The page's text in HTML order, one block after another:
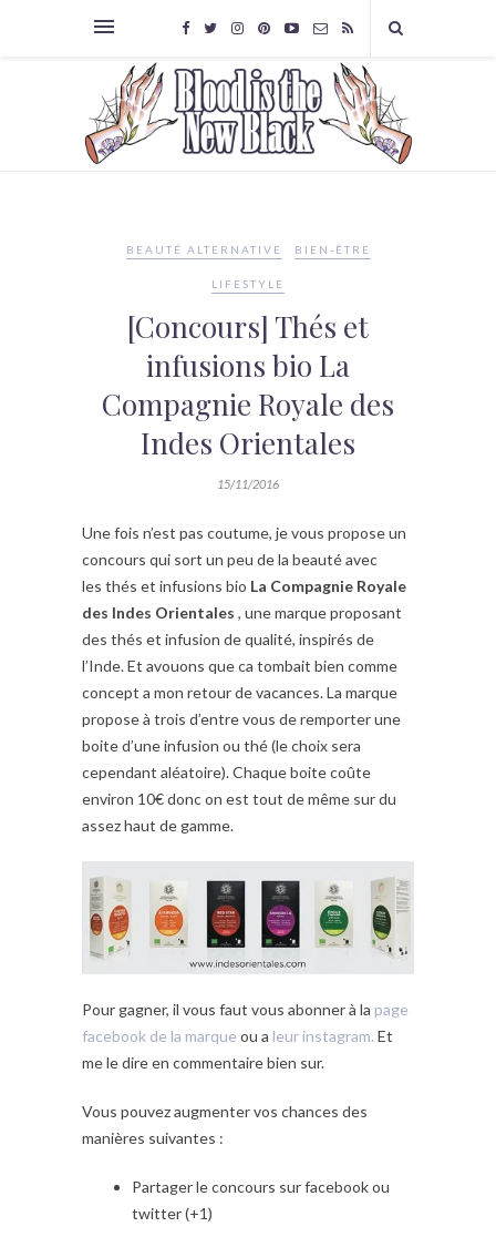
BEAUTÉ ALTERNATIVE BIEN-ÊTRE
LIFESTYLE
[Concours] Thés et
infusions bio La
Compagnie Royale des
Indes Orientales
15/11/2016
Une fois n’est pas coutume, je vous propose un
concours qui sort un peu de la beauté avec
les thés et infusions bio La Compagnie Royale
des Indes Orientales , une marque proposant
des thés et infusion de qualité, inspirés de
l’Inde. Et avouons que ca tombait bien comme
concept a mon retour de vacances. La marque
propose à trois d’entre vous de remporter une
boite d’une infusion ou thé (le choix sera
cependant aléatoire). Chaque boite coûte
environ 10€ donc on est tout de même sur du
assez haut de gamme.
Pour gagner, il vous faut vous abonner à la page
facebook de la marque ou a leur instagram. Et
me le dire en commentaire bien sur.
Vous pouvez augmenter vos chances des
manières suivantes :
Partager le concours sur facebook ou
twitter (+1)